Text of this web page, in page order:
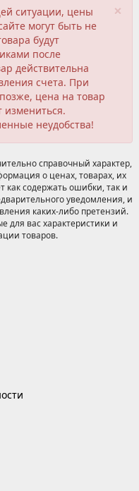
×
ситуации, цены
могут быть не
будут
после
действительна
счета. При
цена на товар
измениться.
неудобства!
справочный характер,
о ценах, товарах, их
как содержать ошибки, так и
уведомления, и
каких-либо претензий.
для вас характеристики и
товаров.